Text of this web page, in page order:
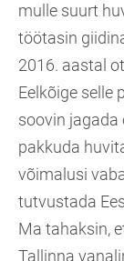
mulle suurt
töötasin
2016. aastal
Eelkõige selle
soovin jagada
pakkuda
võimalusi
tutvustada
Ma tahaksin,
Tallinna